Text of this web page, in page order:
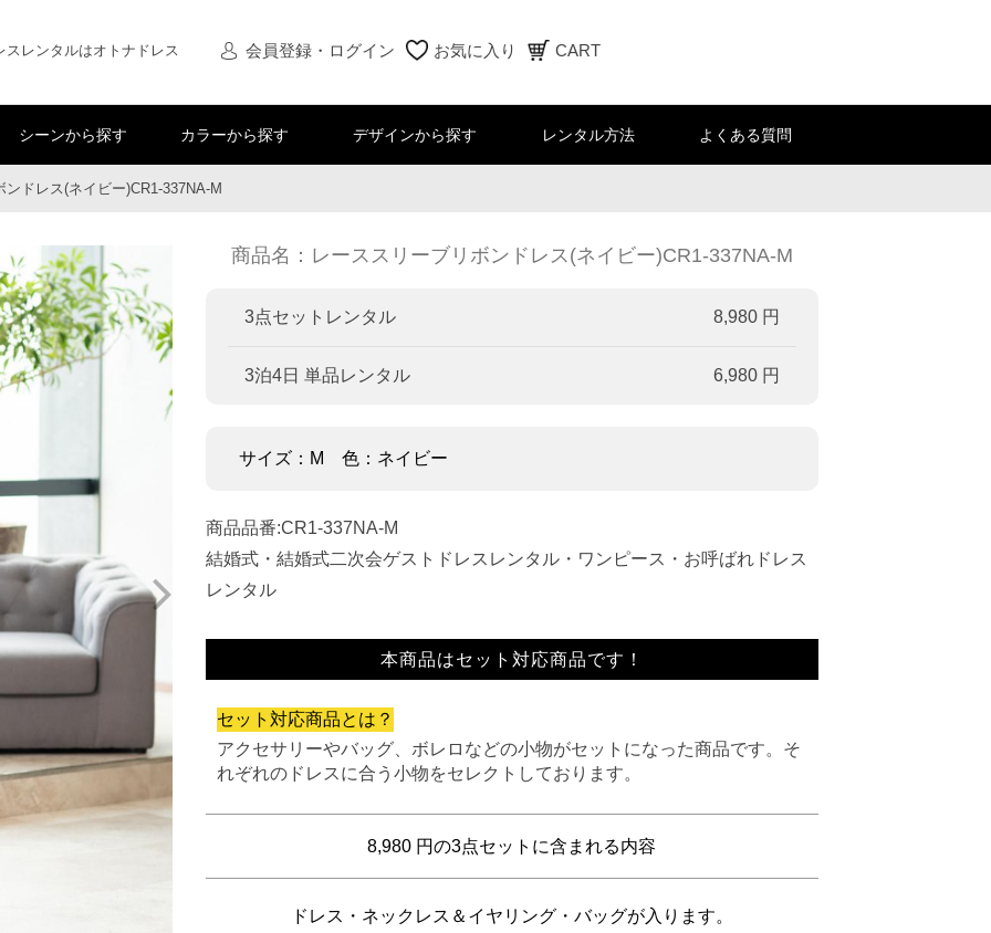
レンタルはオトナドレス 会員登録・ログイン お気に入り CART
シーンから探す カラーから探す デザインから探す レンタル方法 よくある質問
ドレス(ネイビー)CR1-337NA-M
商品名：レーススリーブリボンドレス(ネイビー)CR1-337NA-M
3点セットレンタル 8,980 円
3泊4日 単品レンタル 6,980 円
サイズ：M 色：ネイビー
商品品番:CR1-337NA-M
結婚式・結婚式二次会ゲストドレスレンタル・ワンピース・お呼ばれドレス
レンタル
本商品はセット対応商品です！
セット対応商品とは？
アクセサリーやバッグ、ボレロなどの小物がセットになった商品です。そ
れぞれのドレスに合う小物をセレクトしております。
8,980 円の3点セットに含まれる内容
ドレス・ネックレス＆イヤリング・バッグが入ります。